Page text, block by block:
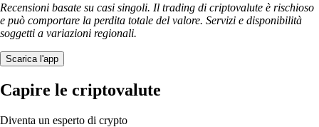
Recensioni basate su casi singoli. Il trading di criptovalute è rischioso
e può comportare la perdita totale del valore. Servizi e disponibilità
soggetti a variazioni regionali.
Scarica l'app
Capire le criptovalute
Diventa un esperto di crypto